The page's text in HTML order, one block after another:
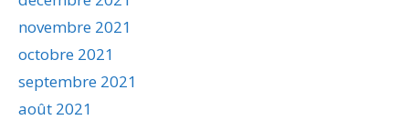
novembre 2021
octobre 2021
septembre 2021
août 2021